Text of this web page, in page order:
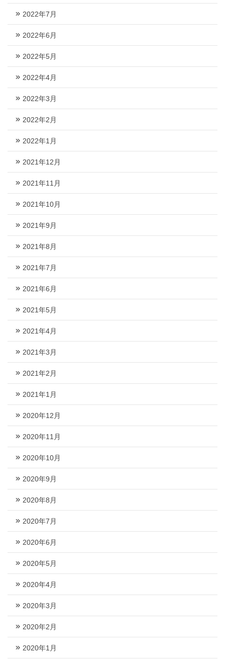
2022年7月
2022年6月
2022年5月
2022年4月
2022年3月
2022年2月
2022年1月
2021年12月
2021年11月
2021年10月
2021年9月
2021年8月
2021年7月
2021年6月
2021年5月
2021年4月
2021年3月
2021年2月
2021年1月
2020年12月
2020年11月
2020年10月
2020年9月
2020年8月
2020年7月
2020年6月
2020年5月
2020年4月
2020年3月
2020年2月
2020年1月